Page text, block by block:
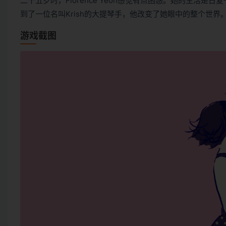
到了一位名叫Krish的大提琴手，他改变了她眼中的整个世界
游戏截图